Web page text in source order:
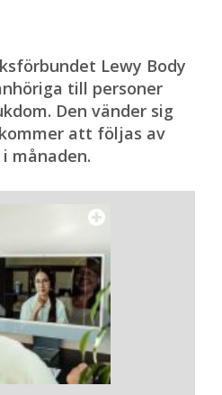
Lewy Body
till personer
Den vänder sig
att följas av
månaden.